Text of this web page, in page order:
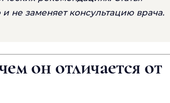
не заменяет консультацию врача.
он отличается от